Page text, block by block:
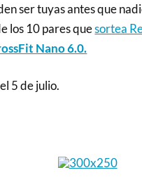
ser tuyas antes que
los 10 pares quesortea
Nano 6.0.
5 de julio.